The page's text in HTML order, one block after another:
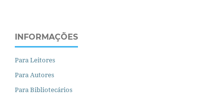
INFORMAÇÕES
Para Leitores
Para Autores
Para Bibliotecários